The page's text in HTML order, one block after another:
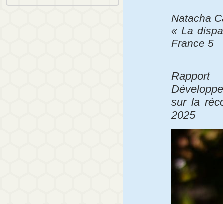
Natacha
« La
France 5
sur la
2025